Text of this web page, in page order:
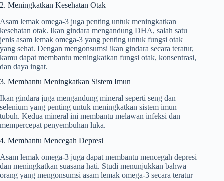
2. Meningkatkan Kesehatan Otak
Asam lemak omega-3 juga penting untuk meningkatkan
kesehatan otak. Ikan gindara mengandung DHA, salah satu
jenis asam lemak omega-3 yang penting untuk fungsi otak
yang sehat. Dengan mengonsumsi ikan gindara secara teratur,
kamu dapat membantu meningkatkan fungsi otak, konsentrasi,
dan daya ingat.
3. Membantu Meningkatkan Sistem Imun
Ikan gindara juga mengandung mineral seperti seng dan
selenium yang penting untuk meningkatkan sistem imun
tubuh. Kedua mineral ini membantu melawan infeksi dan
mempercepat penyembuhan luka.
4. Membantu Mencegah Depresi
Asam lemak omega-3 juga dapat membantu mencegah depresi
dan meningkatkan suasana hati. Studi menunjukkan bahwa
orang yang mengonsumsi asam lemak omega-3 secara teratur